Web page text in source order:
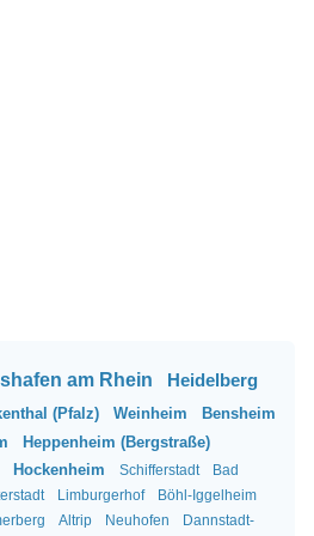
am Rhein Heidelberg
(Pfalz) Weinheim
Bensheim
Heppenheim (Bergstraße)
Hockenheim Schifferstadt
Bad
Limburgerhof
Böhl-Iggelheim
Altrip Neuhofen Dannstadt-